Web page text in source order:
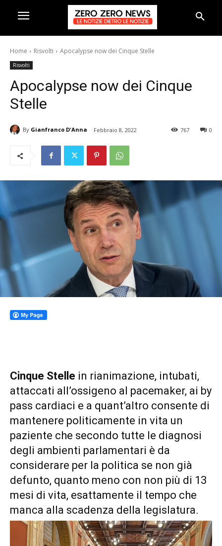
Home Risvolti Apocalypse now dei Cinque Stelle
Risvolti
Apocalypse now dei Cinque
Stelle
By Gianfranco D'Anna Febbraio 8, 2022 0
767
Cinque Stelle in rianimazione, intubati,
attaccati all’ossigeno al pacemaker, ai by
pass cardiaci e a quant’altro consente di
mantenere politicamente in vita un
paziente che secondo tutte le diagnosi
degli ambienti parlamentari è da
considerare per la politica se non già
defunto, quanto meno con non più di 13
mesi di vita, esattamente il tempo che
manca alla scadenza della legislatura.